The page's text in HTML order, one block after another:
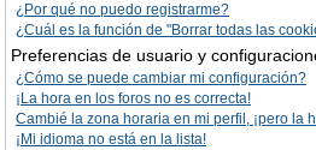
¿Por qué no puedo registrarme?
¿Cuál es la función de "Borrar todas las
Preferencias de usuario y
¿Cómo se puede cambiar mi configuración?
¡La hora en los foros no es correcta!
Cambié la zona horaria en mi perfil, ¡pero la
¡Mi idioma no está en la lista!